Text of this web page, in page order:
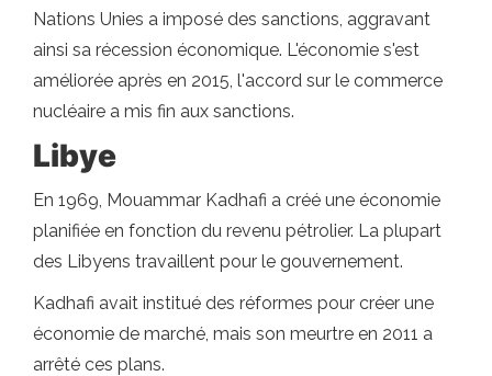
Nations Unies a imposé des sanctions, aggravant
ainsi sa récession économique. L'économie s'est
améliorée après en 2015, l'accord sur le commerce
nucléaire a mis fin aux sanctions.
Libye
En 1969, Mouammar Kadhafi a créé une économie
planifiée en fonction du revenu pétrolier. La plupart
des Libyens travaillent pour le gouvernement.
Kadhafi avait institué des réformes pour créer une
économie de marché, mais son meurtre en 2011 a
arrêté ces plans.